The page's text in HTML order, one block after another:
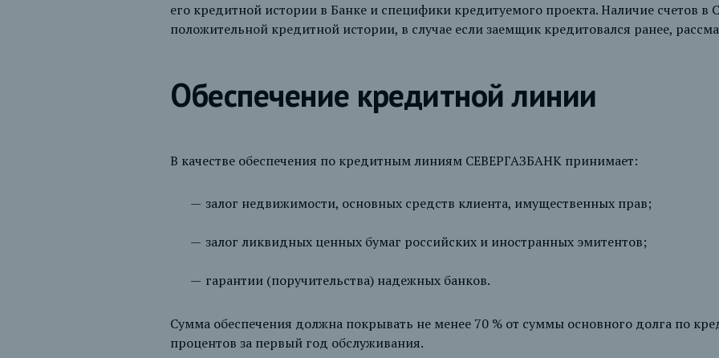
его кредитной истории в Банке и специфики кредитуемого проекта. Наличие счетов
положительной кредитной истории, в случае если заемщик кредитовался ранее,
Обеспечение кредитной линии
В качестве обеспечения по кредитным линиям СЕВЕРГАЗБАНК принимает:
залог недвижимости, основных средств клиента, имущественных прав;
залог ликвидных ценных бумаг российских и иностранных эмитентов;
гарантии (поручительства) надежных банков.
Сумма обеспечения должна покрывать не менее 70 % от суммы основного долга по
процентов за первый год обслуживания.